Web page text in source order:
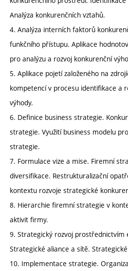
Analýza konkurenčních vztahů.
4. Analýza interních faktorů
funkčního přístupu. Aplikace
pro analýzu a rozvoj konkurenční
5. Aplikace pojetí založeného na
kompetencí v procesu identifikace a
výhody.
6. Definice business strategie.
strategie. Využití business modelu
strategie.
7. Formulace vize a mise. Firemní
diversifikace. Restrukturalizační
kontextu rozvoje strategické
8. Hierarchie firemní strategie v
aktivit firmy.
9. Strategický rozvoj prostřednictvím
Strategické aliance a sítě.
10. Implementace strategie.